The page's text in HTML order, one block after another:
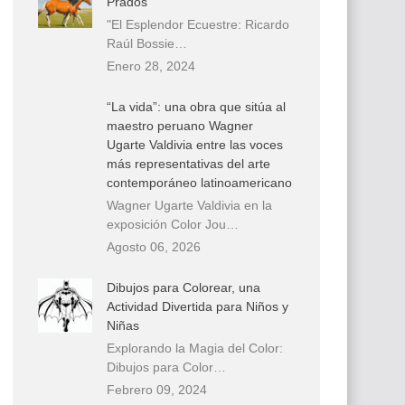
"El Esplendor Ecuestre: Ricardo
Raúl Bossie…
Enero 28, 2024
“La vida”: una obra que sitúa al
maestro peruano Wagner
Ugarte Valdivia entre las voces
más representativas del arte
contemporáneo latinoamericano
Wagner Ugarte Valdivia en la
exposición Color Jou…
Agosto 06, 2026
Dibujos para Colorear, una
Actividad Divertida para Niños y
Niñas
Explorando la Magia del Color:
Dibujos para Color…
Febrero 09, 2024